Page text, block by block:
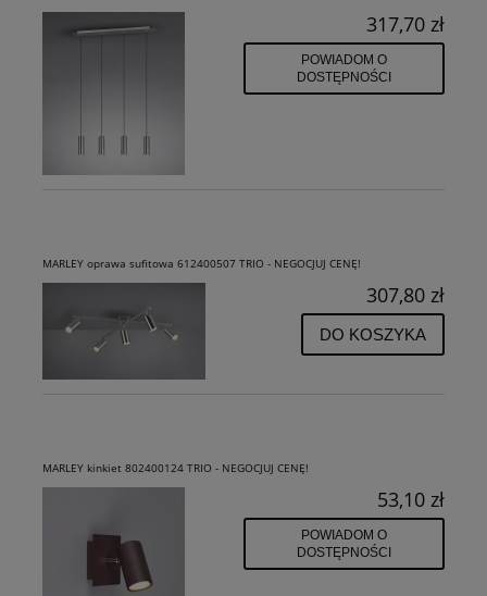
317,70 zł
POWIADOM O
DOSTĘPNOŚCI
MARLEY oprawa sufitowa 612400507 TRIO - NEGOCJUJ CENĘ!
307,80 zł
DO KOSZYKA
MARLEY kinkiet 802400124 TRIO - NEGOCJUJ CENĘ!
53,10 zł
POWIADOM O
DOSTĘPNOŚCI